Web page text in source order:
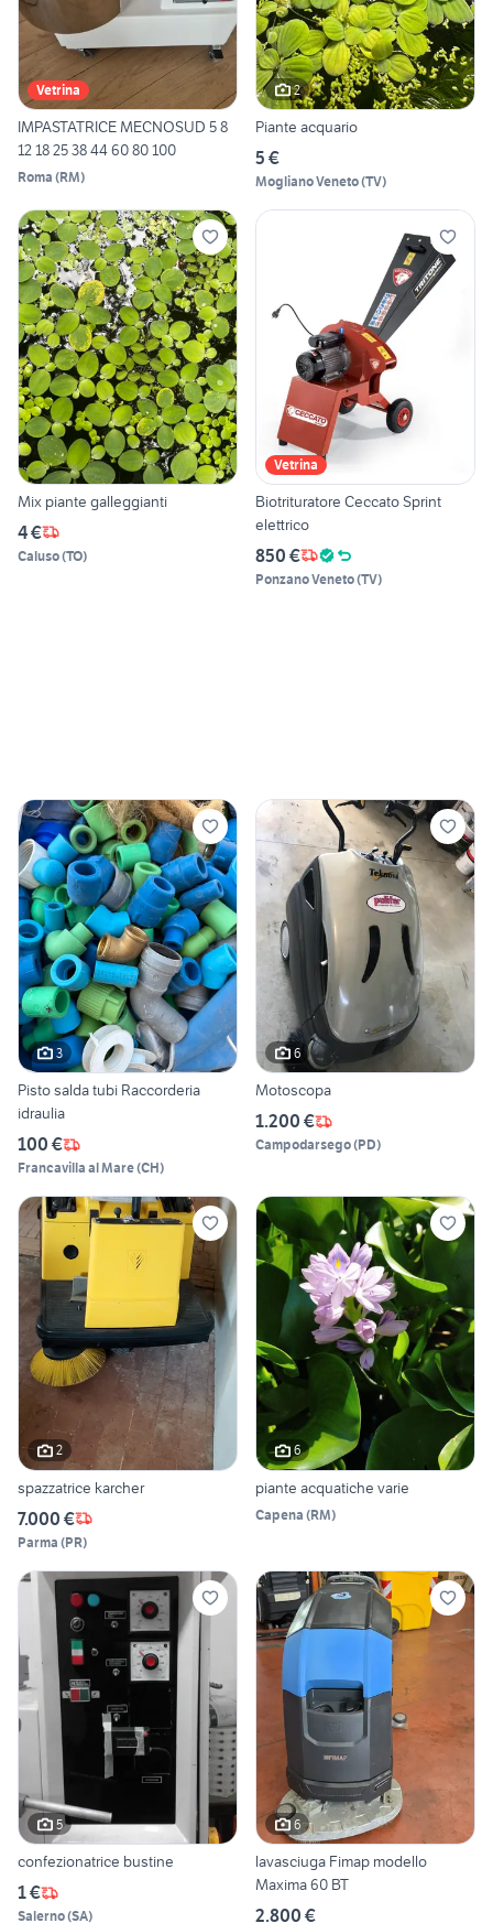
Vetrina
IMPASTATRICE MECNOSUD 5 8
12 18 25 38 44 60 80 100
Roma (RM)
2
Piante acquario
5 €
Mogliano Veneto(TV)
Mix piante galleggianti
4 €
Caluso(TO)
Vetrina
Biotrituratore Ceccato Sprint
elettrico
850 €
Ponzano Veneto(TV)
3
Pisto salda tubi Raccorderia
idraulia
100 €
Francavilla al Mare(CH)
6
Motoscopa
1.200 €
Campodarsego(PD)
2
spazzatrice karcher
7.000 €
Parma (PR)
6
piante acquatiche varie
Capena (RM)
5
confezionatrice bustine
1 €
Salerno(SA)
6
lavasciuga Fimap modello
Maxima 60 BT
2.800 €